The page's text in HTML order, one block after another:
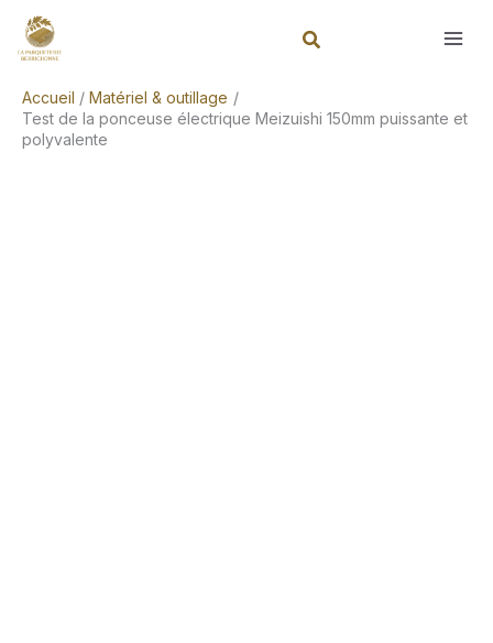
Accueil
Matériel & outillage
Test de la ponceuse électrique Meizuishi 150mm puissante et
polyvalente
Rechercher